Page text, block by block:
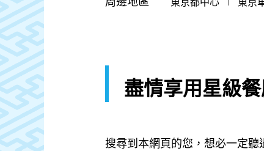
盡情享用星級
搜尋到本網頁的您，想必一定